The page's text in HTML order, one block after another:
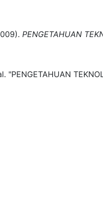
PENGETAHUAN
"PENGETAHUAN